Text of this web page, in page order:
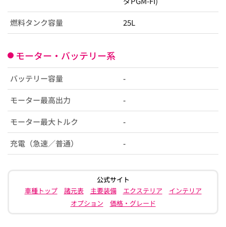
燃料タンク容量 25L
モーター・バッテリー系
バッテリー容量 -
モーター最高出力 -
モーター最大トルク -
充電（急速／普通） -
公式サイト
車種トップ
諸元表 主要装備 エクステリア
インテリア
オプション
価格・グレード